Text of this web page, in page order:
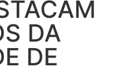
DA
DE